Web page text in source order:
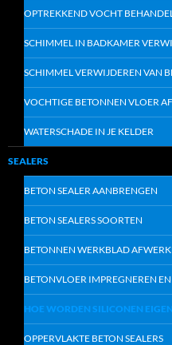
OPTREKKEND VOCHT
SCHIMMEL IN BADKAMER
SCHIMMEL VERWIJDEREN VAN
VOCHTIGE BETONNEN VLOER
WATERSCHADE IN JE KELDER
SEALERS
BETON SEALER AANBRENGEN
BETON SEALERS SOORTEN
BETONNEN WERKBLAD
BETONVLOER IMPREGNEREN
HOE WORDEN SILICONEN
OPPERVLAKTE BETON SEALERS